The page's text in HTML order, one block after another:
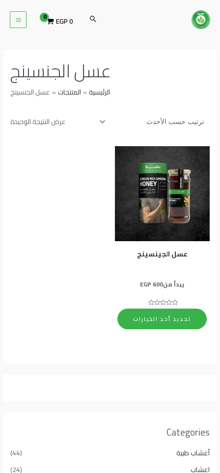
المحتوى
البحث EGP0
Categories
أعشاب طبية
(44)
اعشاب
(24)
عسل الجنسينج
الرئيسية المنتجات عسل الجنسينج
عرض النتيجة الوحيدة
عسل الجينسينج
يبدأ من EGP 600
التقييم
0
تحديد أحد الخيارات
العديد
المنتج.
يمكن